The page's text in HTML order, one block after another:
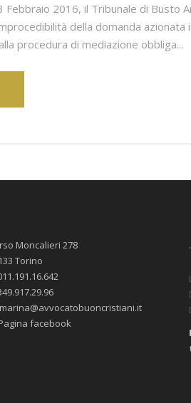
Febbraio 2016, il Tribunale di Busto
della domanda
procedura di mediazione obbliga...
Moncalieri 278
Torino
marina@avvocatobuoncristiani.it
facebook